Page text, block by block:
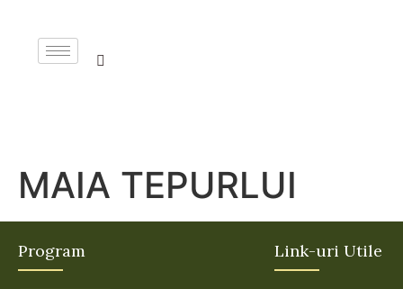
MAIA TEPURLUI
Program Link-uri Utile